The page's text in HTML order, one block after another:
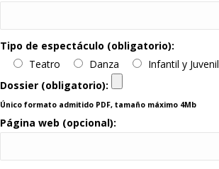
Tipo de espectáculo (obligatorio):
Teatro
Danza Infantil y Juvenil
Dossier (obligatorio):
Único formato admitido PDF, tamaño máximo 4Mb
Página web (opcional):